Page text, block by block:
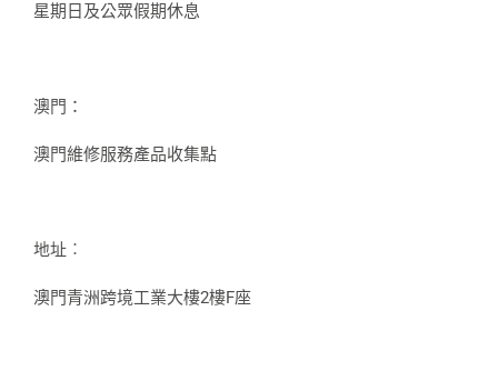
星期日及公眾假期休息
澳門：
澳門維修服務產品收集點
地址︰
澳門青洲跨境工業大樓2樓F座